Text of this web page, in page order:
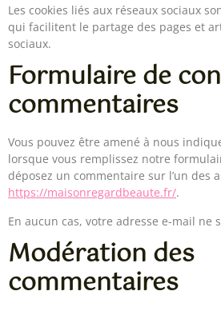
Les cookies liés aux réseaux sociaux
qui facilitent le partage des pages et
sociaux.
Formulaire de
commentaires
Vous pouvez être amené à nous
lorsque vous remplissez notre
déposez un commentaire sur l’un des
https://maisonregardbeaute.fr/.
En aucun cas, votre adresse e-mail ne
Modération des
commentaires